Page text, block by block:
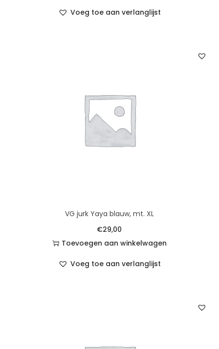
Voeg toe aan verlanglijst
VG jurk Yaya blauw, mt. XL
€29,00
Toevoegen aan winkelwagen
Voeg toe aan verlanglijst